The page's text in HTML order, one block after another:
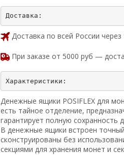
Доставка по всей России
При заказе от 5000 руб —
Денежные ящики POSIFLEX для
есть тайное отделение,
гарантирует полную
В денежные ящики встроен
сконструированы без
секциями для хранения монет и